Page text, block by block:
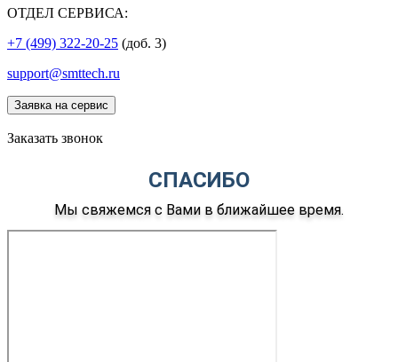
ОТДЕЛ СЕРВИСА:
+7 (499) 322-20-25 (доб. 3)
support@smttech.ru
Заявка на сервис
Заказать звонок
СПАСИБО
Мы свяжемся с Вами в ближайшее время.